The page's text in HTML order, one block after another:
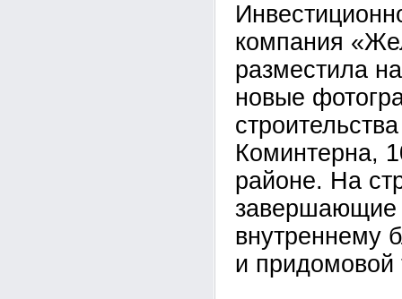
компания
разместила
новые
Коминтерна,
районе. На
завершающие
внутреннему
и придомовой